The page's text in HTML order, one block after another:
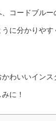
コードブル
に分かりや
わいいイン
に！